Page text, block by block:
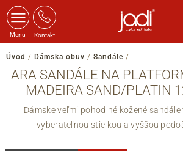
Menu Kontakt
Úvod / Dámska obuv / Sandále /
ARA SANDÁLE NA
MADEIRA SAND/PLATIN
Dámske veľmi pohodlné kožené
vyberateľnou stielkou a vyššou